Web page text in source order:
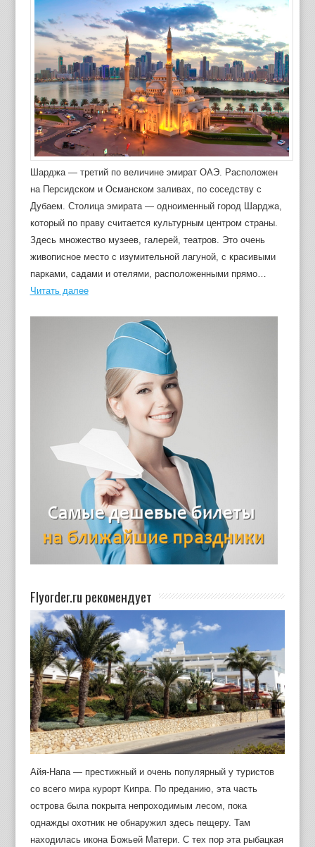
Шарджа — третий по величине эмират ОАЭ. Расположен
на Персидском и Османском заливах, по соседству с
Дубаем. Столица эмирата — одноименный город Шарджа,
который по праву считается культурным центром страны.
Здесь множество музеев, галерей, театров. Это очень
живописное место с изумительной лагуной, с красивыми
парками, садами и отелями, расположенными прямо…
Читать далее
Flyorder.ru рекомендует
Айя-Напа — престижный и очень популярный у туристов
со всего мира курорт Кипра. По преданию, эта часть
острова была покрыта непроходимым лесом, пока
однажды охотник не обнаружил здесь пещеру. Там
находилась икона Божьей Матери. С тех пор эта рыбацкая